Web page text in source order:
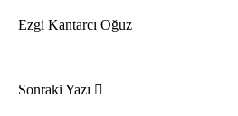
Ezgi Kantarcı Oğuz
Sonraki Yazı